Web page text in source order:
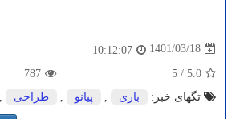
1401/03/18
10:12:07
5.0
/
5
787
تگهای خبر:
بازی پیانو طراحی